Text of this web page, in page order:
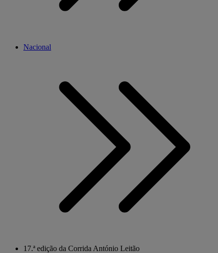
Nacional
17.ª edição da Corrida António Leitão